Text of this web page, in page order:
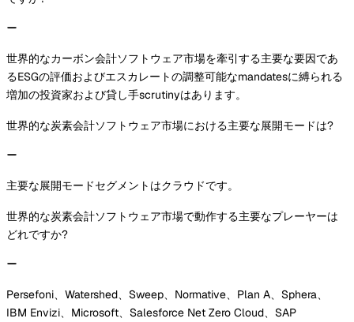
世界的なカーボン会計ソフトウェア市場を牽引する主要な要因であ
るESGの評価およびエスカレートの調整可能なmandatesに縛られる
増加の投資家および貸し手scrutinyはあります。
世界的な炭素会計ソフトウェア市場における主要な展開モードは?
主要な展開モードセグメントはクラウドです。
世界的な炭素会計ソフトウェア市場で動作する主要なプレーヤーは
どれですか?
Persefoni、Watershed、Sweep、Normative、Plan A、Sphera、
IBM Envizi、Microsoft、Salesforce Net Zero Cloud、SAP